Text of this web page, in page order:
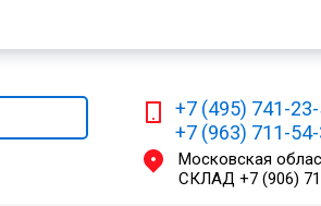
+7 (495) 741-
+7 (963) 711-54-
Московская
СКЛАД +7 (906)